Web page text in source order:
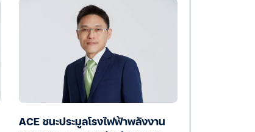
ACE ชนะประมูลโรงไฟฟ้าพลังงาน